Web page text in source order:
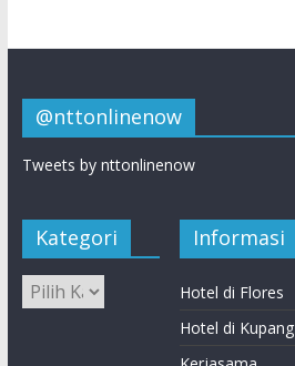
@nttonlinenow
Tweets by nttonlinenow
Kategori Informasi
Hotel di Flores
Hotel di Kupang